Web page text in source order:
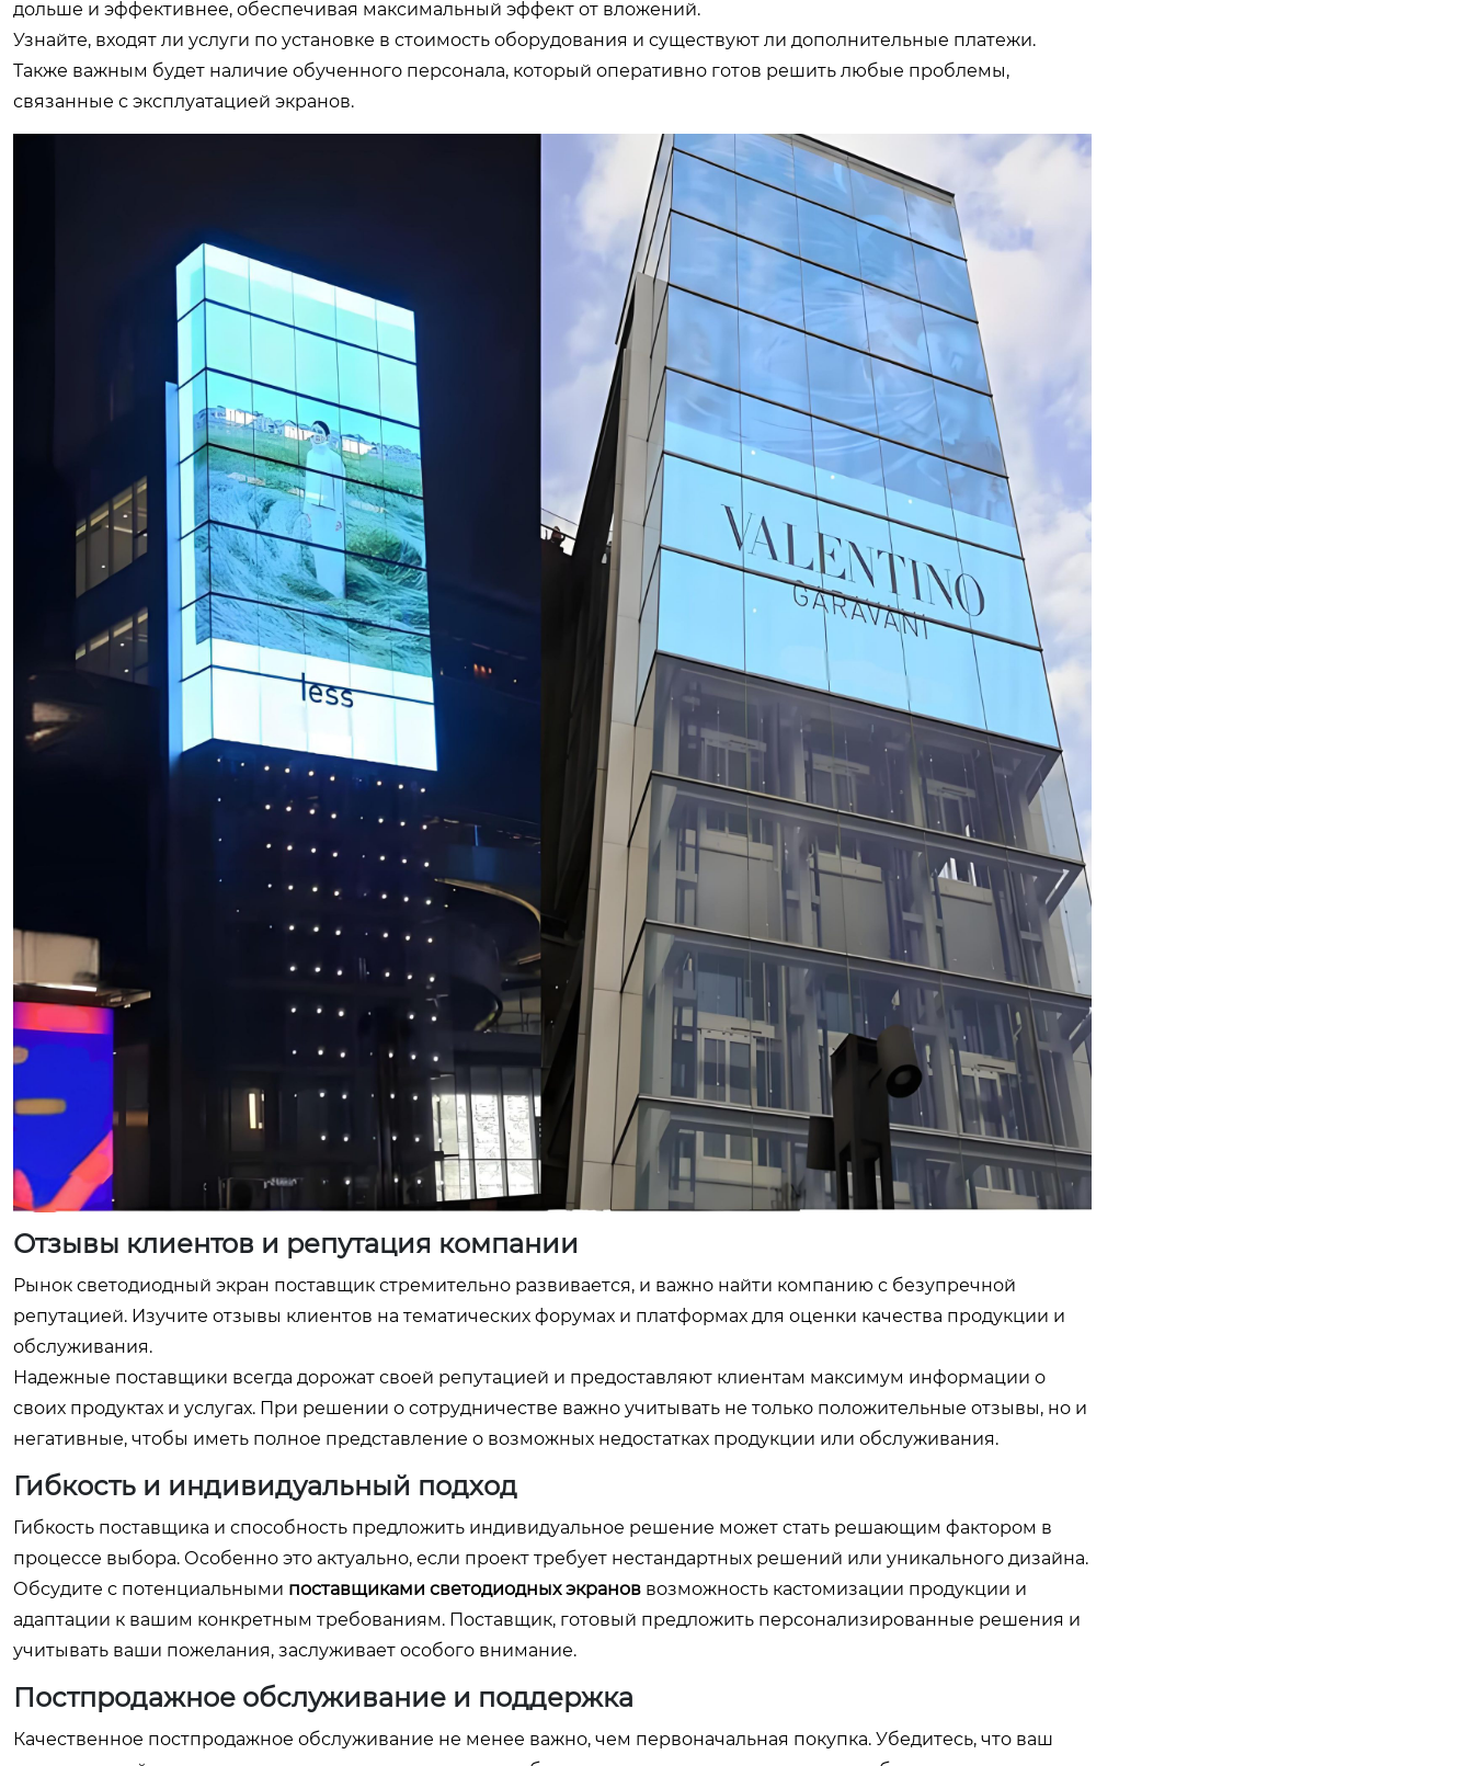
дольше и эффективнее, обеспечивая максимальный эффект от вложений.
Узнайте, входят ли услуги по установке в стоимость оборудования и существуют ли дополнительные платежи.
Также важным будет наличие обученного персонала, который оперативно готов решить любые проблемы,
связанные с эксплуатацией экранов.
Отзывы клиентов и репутация компании
Рынок светодиодный экран поставщик стремительно развивается, и важно найти компанию с безупречной
репутацией. Изучите отзывы клиентов на тематических форумах и платформах для оценки качества продукции и
обслуживания.
Надежные поставщики всегда дорожат своей репутацией и предоставляют клиентам максимум информации о
своих продуктах и услугах. При решении о сотрудничестве важно учитывать не только положительные отзывы, но и
негативные, чтобы иметь полное представление о возможных недостатках продукции или обслуживания.
Гибкость и индивидуальный подход
Гибкость поставщика и способность предложить индивидуальное решение может стать решающим фактором в
процессе выбора. Особенно это актуально, если проект требует нестандартных решений или уникального дизайна.
Обсудите с потенциальными поставщиками светодиодных экранов возможность кастомизации продукции и
адаптации к вашим конкретным требованиям. Поставщик, готовый предложить персонализированные решения и
учитывать ваши пожелания, заслуживает особого внимание.
Постпродажное обслуживание и поддержка
Качественное постпродажное обслуживание не менее важно, чем первоначальная покупка. Убедитесь, что ваш